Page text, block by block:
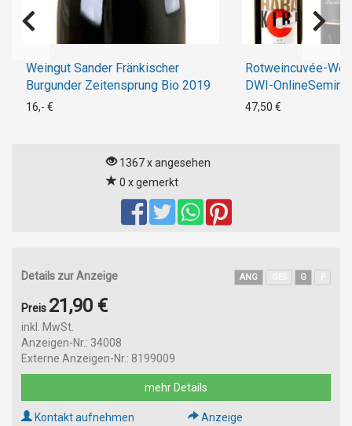
Weingut Sander Fränkischer
Burgunder Zeitensprung Bio 2019
16,- €
Rotweincuvée-
DWI-OnlineSeminar
47,50 €
1367 x angesehen
0 x gemerkt
Details zur Anzeige ANG G
Preis 21,90 €
inkl. MwSt.
Anzeigen-Nr.: 34008
Externe Anzeigen-Nr.: 8199009
mehr Details
Kontakt aufnehmen
Anzeige